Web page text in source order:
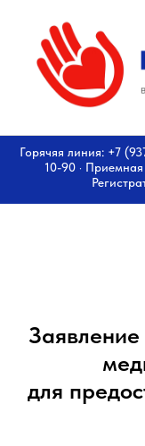
Горячяя линия: +7
10-90 ·
для